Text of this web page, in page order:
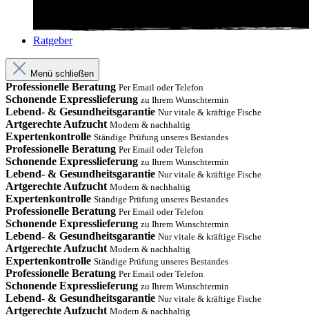
Ratgeber
Menü schließen
Professionelle Beratung Per Email oder Telefon
Schonende Expresslieferung zu Ihrem Wunschtermin
Lebend- & Gesundheitsgarantie Nur vitale & kräftige Fische
Artgerechte Aufzucht Modern & nachhaltig
Expertenkontrolle Ständige Prüfung unseres Bestandes
Professionelle Beratung Per Email oder Telefon
Schonende Expresslieferung zu Ihrem Wunschtermin
Lebend- & Gesundheitsgarantie Nur vitale & kräftige Fische
Artgerechte Aufzucht Modern & nachhaltig
Expertenkontrolle Ständige Prüfung unseres Bestandes
Professionelle Beratung Per Email oder Telefon
Schonende Expresslieferung zu Ihrem Wunschtermin
Lebend- & Gesundheitsgarantie Nur vitale & kräftige Fische
Artgerechte Aufzucht Modern & nachhaltig
Expertenkontrolle Ständige Prüfung unseres Bestandes
Professionelle Beratung Per Email oder Telefon
Schonende Expresslieferung zu Ihrem Wunschtermin
Lebend- & Gesundheitsgarantie Nur vitale & kräftige Fische
Artgerechte Aufzucht Modern & nachhaltig